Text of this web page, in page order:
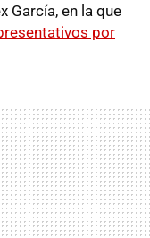
García, en la que
por